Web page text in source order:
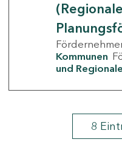
(Regionale
Kommunen
und
8